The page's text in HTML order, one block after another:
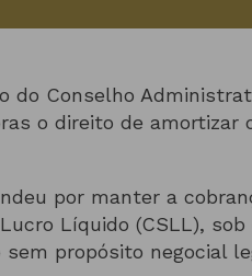
do Conselho
o direito de amortizar
por manter a
Líquido (CSLL),
propósito negocial